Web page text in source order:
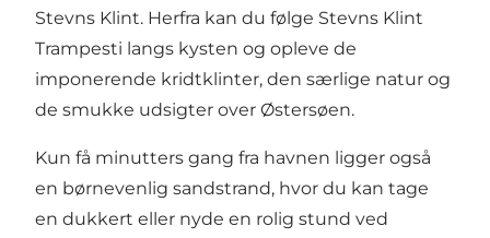
Stevns Klint. Herfra kan du følge Stevns Klint
Trampesti langs kysten og opleve de
imponerende kridtklinter, den særlige natur og
de smukke udsigter over Østersøen.
Kun få minutters gang fra havnen ligger også
en børnevenlig sandstrand, hvor du kan tage
en dukkert eller nyde en rolig stund ved